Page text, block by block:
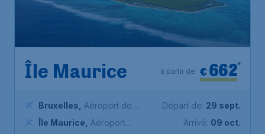
Île Maurice € 662*
à partir de
Bruxelles
Aéroport de
Bruxelles-National
Île Maurice
Aéroport
Départ de: 29 sept.
Arrivé: 09 oct.